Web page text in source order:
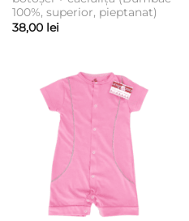
100%, superior, pieptanat)
38,00 lei